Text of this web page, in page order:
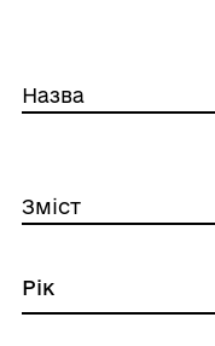
Назва
Зміст